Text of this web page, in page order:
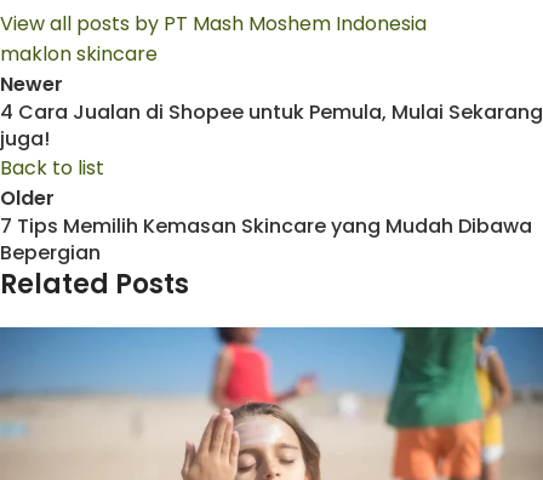
View all posts by PT Mash Moshem Indonesia
maklon skincare
Newer
4 Cara Jualan di Shopee untuk Pemula, Mulai Sekarang
juga!
Back to list
Older
7 Tips Memilih Kemasan Skincare yang Mudah Dibawa
Bepergian
Related Posts